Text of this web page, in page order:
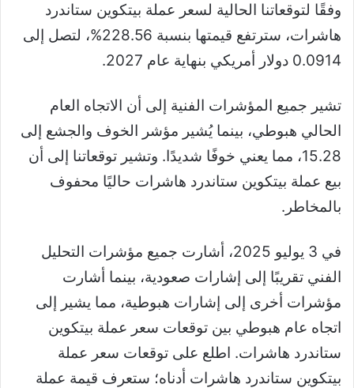
وفقًا لتوقعاتنا الحالية لسعر عملة بيتكوين ستاندرد
هاشرات، سترتفع قيمتها بنسبة 228.56%، لتصل إلى
0.0914 دولار أمريكي بنهاية عام 2027.
تشير جميع المؤشرات الفنية إلى أن الاتجاه العام
الحالي هبوطي، بينما يُشير مؤشر الخوف والجشع إلى
15.28، مما يعني خوفًا شديدًا. وتشير توقعاتنا إلى أن
بيع عملة بيتكوين ستاندرد هاشرات حاليًا محفوف
بالمخاطر.
في 3 يوليو 2025، أشارت جميع مؤشرات التحليل
الفني تقريبًا إلى إشارات صعودية، بينما أشارت
مؤشرات أخرى إلى إشارات هبوطية، مما يشير إلى
اتجاه عام هبوطي بين توقعات سعر عملة بيتكوين
ستاندرد هاشرات. اطلع على توقعات سعر عملة
بيتكوين ستاندرد هاشرات أدناه؛ ستعرف قيمة عملة